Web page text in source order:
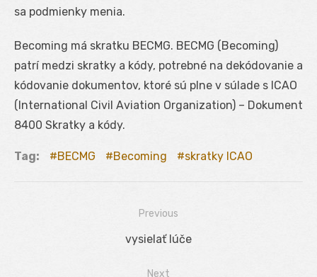
sa podmienky menia.
Becoming má skratku BECMG. BECMG (Becoming)
patrí medzi skratky a kódy, potrebné na dekódovanie a
kódovanie dokumentov, ktoré sú plne v súlade s ICAO
(International Civil Aviation Organization) – Dokument
8400 Skratky a kódy.
Tag: BECMG Becoming skratky ICAO
Previous
Previous
vysielať lúče
Next